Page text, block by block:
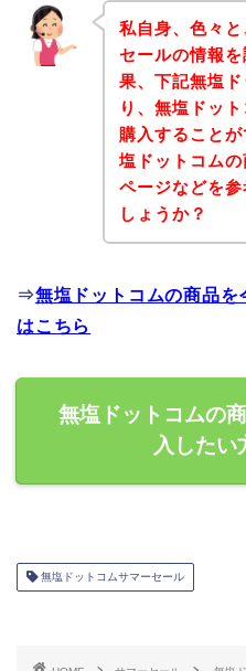
私自身、色々
セールの情報
果、下記無塩
り、無塩ドッ
購入すること
塩ドットコム
ページなどを
しょうか？
⇒無塩ドットコムの商品
はこちら
無塩ドットコムの
入したい
無塩ドットコムサマーセール